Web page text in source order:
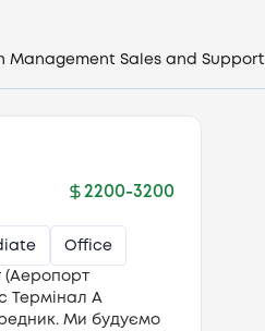
Management Sales and Support
2200-3200
Office
Термінал А
Ми будуємо